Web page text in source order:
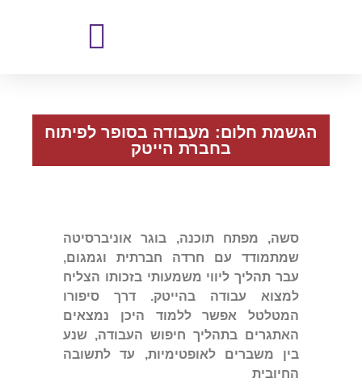
הגשמת חלום: מעבודה בסופר לפיתוח
בחברת הייטק
סשה, מפתח תוכנה, בוגר אוניברסיטה
שמתמודד עם חרדה חברתית וגמגום,
עבר תהליך ליווי משמעותי בזכותו הצליח
למצוא עבודה בהייטק. דרך סיפורו
המטלטל אפשר ללמוד היכן נמצאים
האתגרים בתהליך חיפוש העבודה, שנע
בין משברים לאופטימיות, עד לתשובה
החיובית